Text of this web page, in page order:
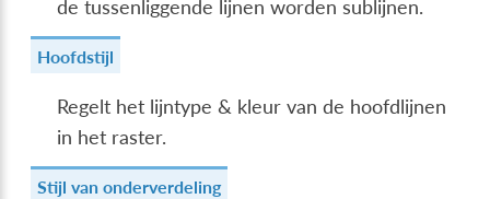
de tussenliggende lijnen worden sublijnen.
Hoofdstijl
Regelt het lijntype & kleur van de hoofdlijnen
in het raster.
Stijl van onderverdeling